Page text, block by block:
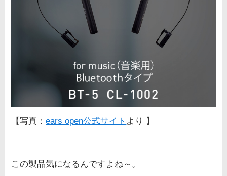
【写真：ears open公式サイト より 】
この製品気になるんですよね～。